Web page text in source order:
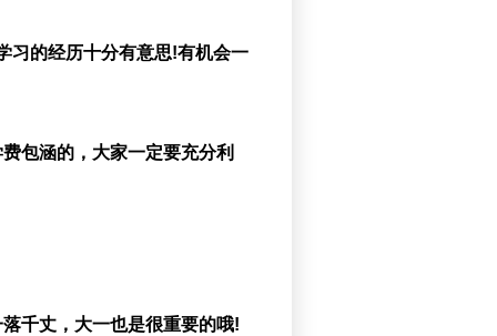
习的经历十分有意思!有机会一
包涵的，大家一定要充分利
千丈，大一也是很重要的哦!